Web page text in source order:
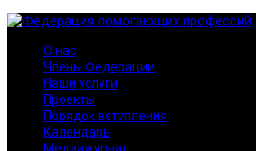
О нас
Члены Федерации
Наши услуги
Проекты
Порядок вступления
Календарь